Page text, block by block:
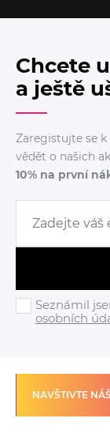
Chcete
a ještě
Zaregistujte se
vědět o našich
10% na první
Seznámil
osobních
NAVŠTIVTE